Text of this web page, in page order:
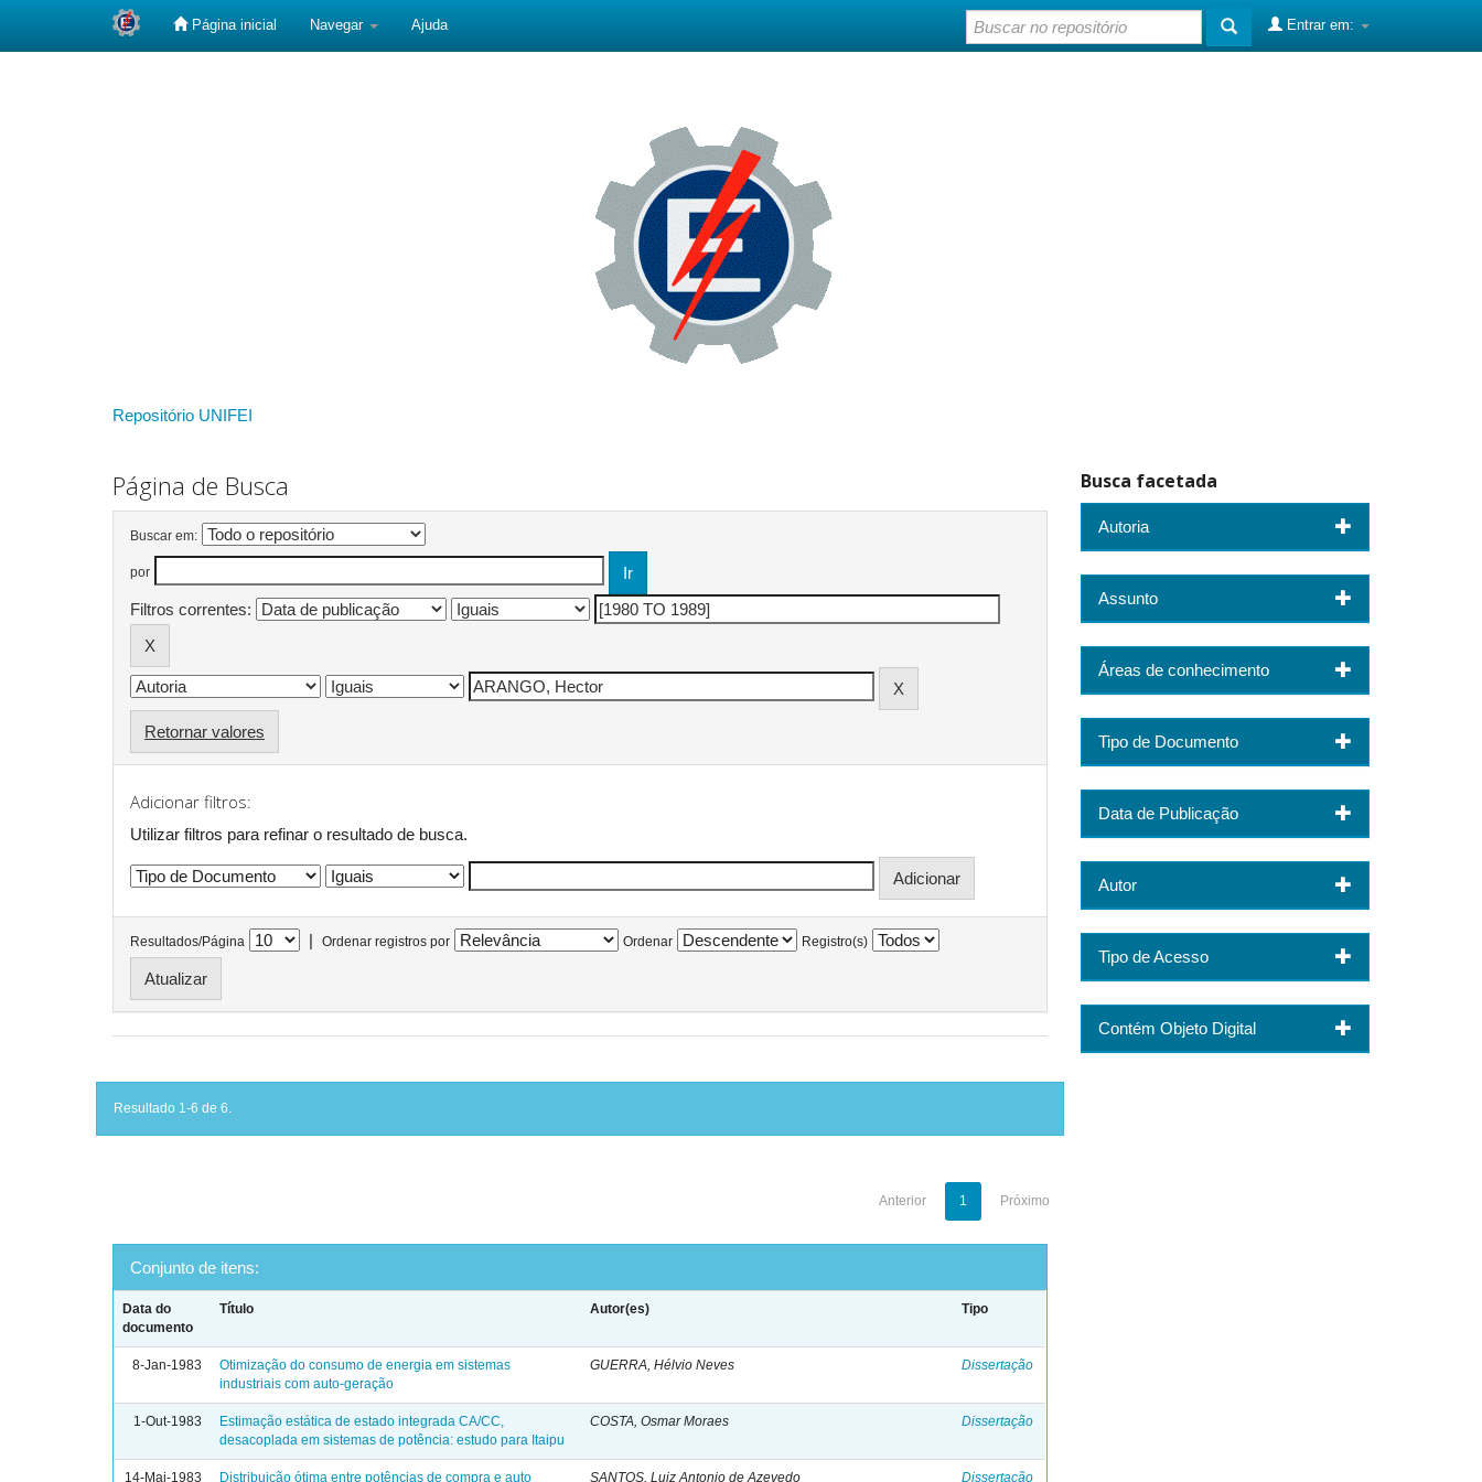
Página inicial Navegar Ajuda Entrar em:
Repositório UNIFEI
Página de Busca
Buscar em:
por
Filtros correntes:
Retornar valores
Adicionar filtros:
Utilizar filtros para refinar o resultado de busca.
Resultados/Página | Ordenar registros por Ordenar Registro(s)
Resultado 1-6 de 6.
Anterior 1 Próximo
Conjunto de itens:
Data do
documento
Título Autor(es) Tipo
8-Jan-1983
Otimização do consumo de energia em sistemas
industriais com auto-geração
GUERRA, Hélvio Neves Dissertação
1-Out-1983
Estimação estática de estado integrada CA/CC,
desacoplada em sistemas de potência: estudo para Itaipu
COSTA, Osmar Moraes Dissertação
14-Mai-1983 Distribuição ótima entre potências de compra e auto SANTOS, Luiz Antonio de Azevedo Dissertação
Busca facetada
Autoria
Assunto
Áreas de conhecimento
Tipo de Documento
Data de Publicação
Autor
Tipo de Acesso
Contém Objeto Digital